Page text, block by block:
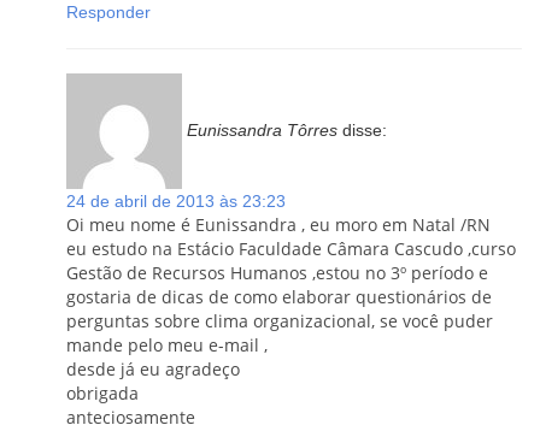
Responder
Eunissandra Tôrres disse:
24 de abril de 2013 às 23:23
Oi meu nome é Eunissandra , eu moro em Natal /RN
eu estudo na Estácio Faculdade Câmara Cascudo ,curso
Gestão de Recursos Humanos ,estou no 3º período e
gostaria de dicas de como elaborar questionários de
perguntas sobre clima organizacional, se você puder
mande pelo meu e-mail ,
desde já eu agradeço
obrigada
anteciosamente